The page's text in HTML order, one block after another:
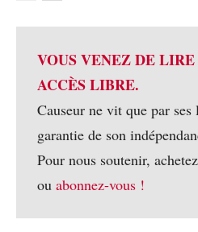
VOUS VENEZ DE
ACCÈS LIBRE.
Causeur ne vit que par ses
garantie de son
Pour nous soutenir,
ou abonnez-vous !